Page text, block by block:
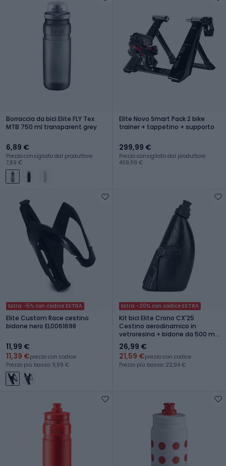
Borraccia da bici Elite FLY Tex
MTB 750 ml transparent grey
6,89 €
Prezzo consigliato dal produttore:
7,89 €
Elite Novo Smart Pack 2 bike
trainer + tappetino + supporto
299,99 €
Prezzo consigliato dal produttore:
409,99 €
Extra -5% con codice EXTRA
Elite Custom Race cestino
bidone nero EL0061698
11,99 €
11,39 €prezzo con codice
Prezzo più basso: 11,99 €
Extra -20% con codice EXTRA
Kit bici Elite Crono CX'25
Cestino aerodinamico in
vetroresina + bidone da 500 ml
nero
26,99 €
21,59 €prezzo con codice
Prezzo più basso: 22,94 €